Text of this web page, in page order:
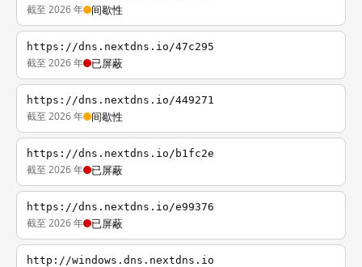
截至 2026 年 间歇性
https://dns.nextdns.io/47c295
截至 2026 年 已屏蔽
https://dns.nextdns.io/449271
截至 2026 年 间歇性
https://dns.nextdns.io/b1fc2e
截至 2026 年 已屏蔽
https://dns.nextdns.io/e99376
截至 2026 年 已屏蔽
http://windows.dns.nextdns.io